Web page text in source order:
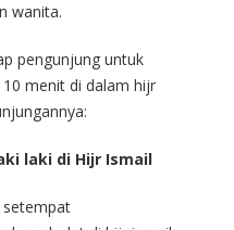
wanita.
pengunjung untuk
menit di dalam hijr
laki di Hijr Ismail
setempat